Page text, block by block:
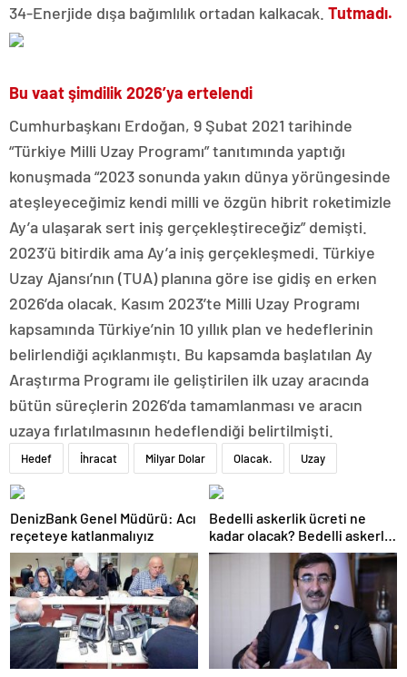
34-Enerjide dışa bağımlılık ortadan kalkacak. Tutmadı.
Bu vaat şimdilik 2026’ya ertelendi
Cumhurbaşkanı Erdoğan, 9 Şubat 2021 tarihinde
“Türkiye Milli Uzay Programı” tanıtımında yaptığı
konuşmada “2023 sonunda yakın dünya yörüngesinde
ateşleyeceğimiz kendi milli ve özgün hibrit roketimizle
Ay’a ulaşarak sert iniş gerçekleştireceğiz” demişti.
2023’ü bitirdik ama Ay’a iniş gerçekleşmedi. Türkiye
Uzay Ajansı’nın (TUA) planına göre ise gidiş en erken
2026’da olacak. Kasım 2023’te Milli Uzay Programı
kapsamında Türkiye’nin 10 yıllık plan ve hedeflerinin
belirlendiği açıklanmıştı. Bu kapsamda başlatılan Ay
Araştırma Programı ile geliştirilen ilk uzay aracında
bütün süreçlerin 2026’da tamamlanması ve aracın
uzaya fırlatılmasının hedeflendiği belirtilmişti.
Hedef İhracat Milyar Dolar Olacak. Uzay
DenizBank Genel Müdürü: Acı
reçeteye katlanmalıyız
Bedelli askerlik ücreti ne
kadar olacak? Bedelli askerlik
ücreti 2024 Temmuz…